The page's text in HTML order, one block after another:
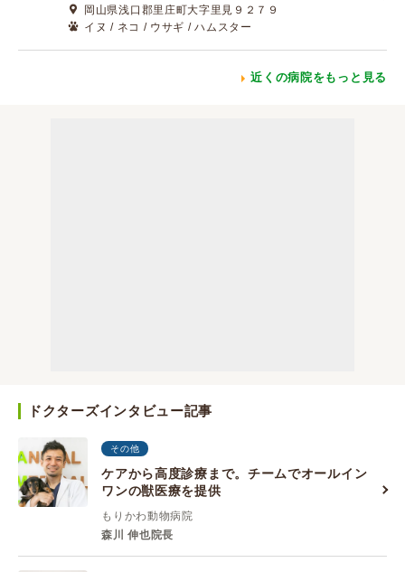
岡山県浅口郡里庄町大字里見９２７９
イヌ / ネコ / ウサギ / ハムスター
近くの病院をもっと見る
ドクターズインタビュー記事
その他
ケアから高度診療まで。チームでオールイン
ワンの獣医療を提供
もりかわ動物病院
森川 伸也院長